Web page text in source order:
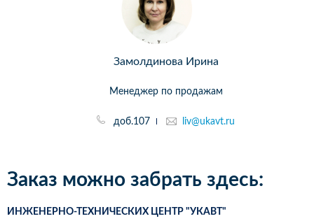
Замолдинова Ирина
Менеджер по продажам
доб.107 liv@ukavt.ru
Заказ можно забрать здесь:
ИНЖЕНЕРНО-ТЕХНИЧЕСКИХ ЦЕНТР "УКАВТ"